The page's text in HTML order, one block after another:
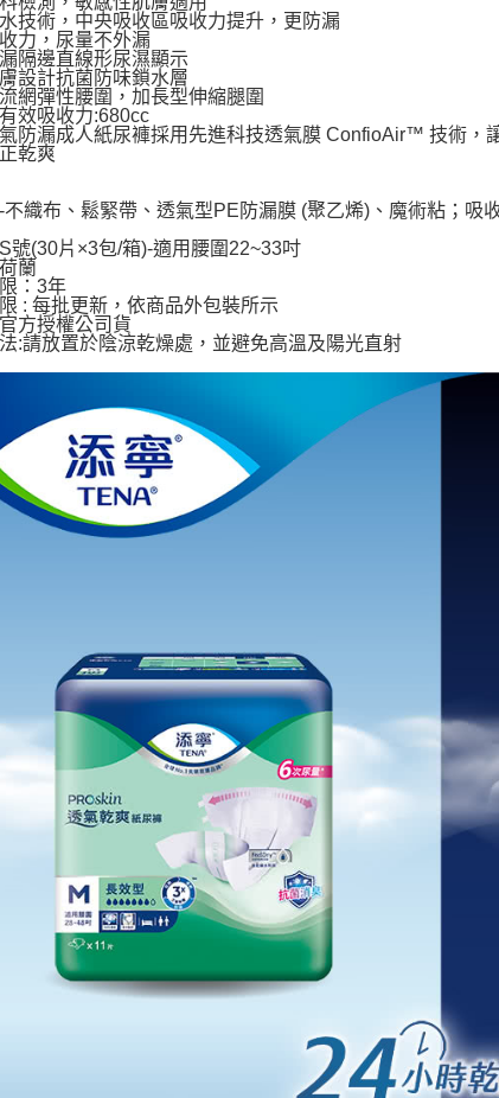
技術，中央吸收區吸收力提升，更防漏
力，尿量不外漏
隔邊直線形尿濕顯示
設計抗菌防味鎖水層
網彈性腰圍，加長型伸縮腿圍
效吸收力:680cc
防漏成人紙尿褲採用先進科技透氣膜 ConfioAir™ 技術，
乾爽
不織布、鬆緊帶、透氣型PE防漏膜 (聚乙烯)、魔術粘；吸
號(30片×3包/箱)-適用腰圍22~33吋
蘭
：3年
: 每批更新，依商品外包裝所示
方授權公司貨
:請放置於陰涼乾燥處，並避免高溫及陽光直射